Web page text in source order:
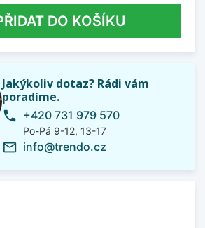
DO KOŠÍKU
Jakýkoliv dotaz? Rádi vám
poradíme.
phone +420 731 979 570
Po-Pá 9-12, 13-17
mail_outline info@trendo.cz